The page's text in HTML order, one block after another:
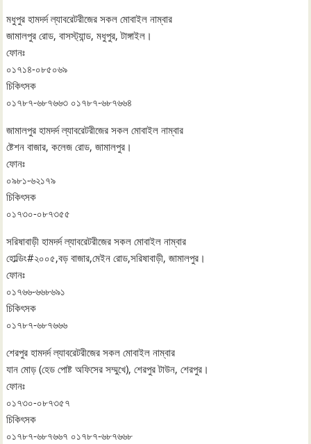
মধুপুর হামদর্দ ল্যাবরেটরীজের সকল মোবাইল নাম্বার
জামালপুর রোড, বাসস্ট্যান্ড, মধুপুর, টাঙ্গাইল।
ফোনঃ
০১৭১৪-০৮৫০৬৯
চিকিৎসক
০১৭৮৭-৬৮৭৬৬৩ ০১৭৮৭-৬৮৭৬৬৪
জামালপুর হামদর্দ ল্যাবরেটরীজের সকল মোবাইল নাম্বার
ষ্টেশন বাজার, কলেজ রোড, জামালপুর।
ফোনঃ
০৯৮১-৬২১৭৯
চিকিৎসক
০১৭৩০-০৮৭৩৫৫
সরিষাবাড়ী হামদর্দ ল্যাবরেটরীজের সকল মোবাইল নাম্বার
হোল্ডিং#২০০৫,বড় বাজার,মেইন রোড,সরিষাবাড়ী, জামালপুর।
ফোনঃ
০১৭৬৬-৬৬৮৬৯১
চিকিৎসক
০১৭৮৭-৬৮৭৬৬৬
শেরপুর হামদর্দ ল্যাবরেটরীজের সকল মোবাইল নাম্বার
যান মোড় (হেড পোষ্ট অফিসের সম্মুখে), শেরপুর টাউন, শেরপুর।
ফোনঃ
০১৭৩০-০৮৭৩৫৭
চিকিৎসক
০১৭৮৭-৬৮৭৬৬৭ ০১৭৮৭-৬৮৭৬৬৮